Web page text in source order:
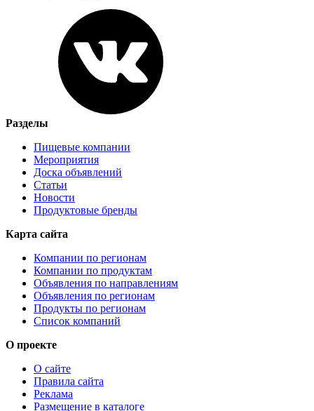
Разделы
Пищевые компании
Мероприятия
Доска объявлений
Статьи
Новости
Продуктовые бренды
Карта сайта
Компании по регионам
Компании по продуктам
Объявления по направлениям
Объявления по регионам
Продукты по регионам
Список компаний
О проекте
О сайте
Правила сайта
Реклама
Размещение в каталоге